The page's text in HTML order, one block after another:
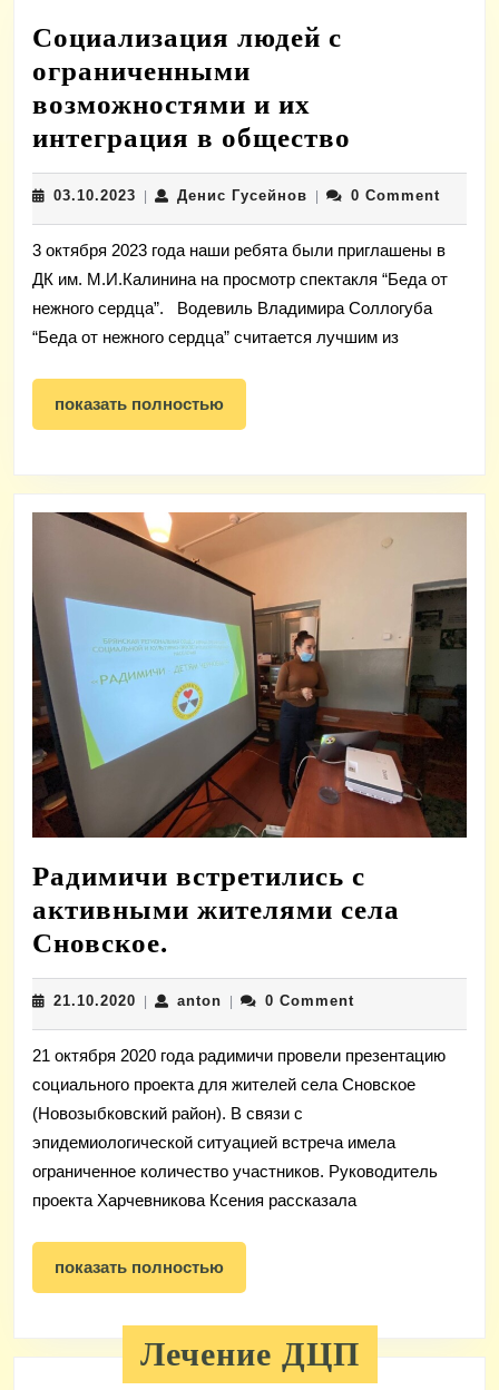
Социализация людей с
ограниченными
возможностями и их
интеграция в общество
людей
с
и
их
03.10.2023 03.10.2023Денис ГусейновДенис0 Comment
3 октября 2023 года наши ребята были приглашены в
ДК им. М.И.Калинина на просмотр спектакля “Беда от
нежного сердца”. Водевиль Владимира Соллогуба
“Беда от нежного сердца” считается лучшим из
показать полностьюпоказать
полностью
Радимичи встретились с
активными жителями села
Сновское.
встретились
с
жителями
села
Сновское.
21.10.2020 21.10.2020
antonanton 0 Comment
21 октября 2020 года радимичи провели презентацию
социального проекта для жителей села Сновское
(Новозыбковский район). В связи с
эпидемиологической ситуацией встреча имела
ограниченное количество участников. Руководитель
проекта Харчевникова Ксения рассказала
показать полностьюпоказать
полностью
Лечение ДЦП